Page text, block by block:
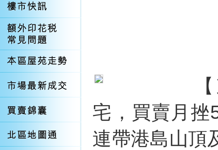
宅，買賣月挫
連帶港島山頂